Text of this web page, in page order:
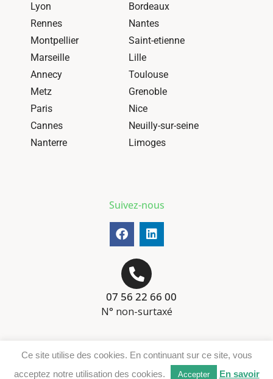
Lyon
Bordeaux
Rennes
Nantes
Montpellier
Saint-etienne
Marseille
Lille
Annecy
Toulouse
Metz
Grenoble
Paris
Nice
Cannes
Neuilly-sur-seine
Nanterre
Limoges
Suivez-nous
07 56 22 66 00
N° non-surtaxé
Téléchargement DER
Ce site utilise des cookies. En continuant sur ce site, vous
acceptez notre utilisation des cookies.
Accepter En savoir